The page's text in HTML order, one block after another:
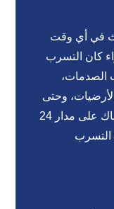
في أي وقت
كان التسرب
الصدمات،
وحتى
الأساسيات الهيكلية للمنزل. وجود سباك على مدار 24
التسرب